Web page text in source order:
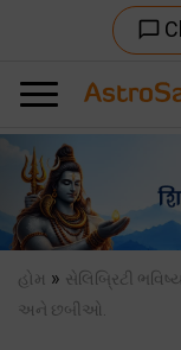
chat_bubble_outline
Previous
હોમ » સેલિબ્રિટી
અને છબીઓ.